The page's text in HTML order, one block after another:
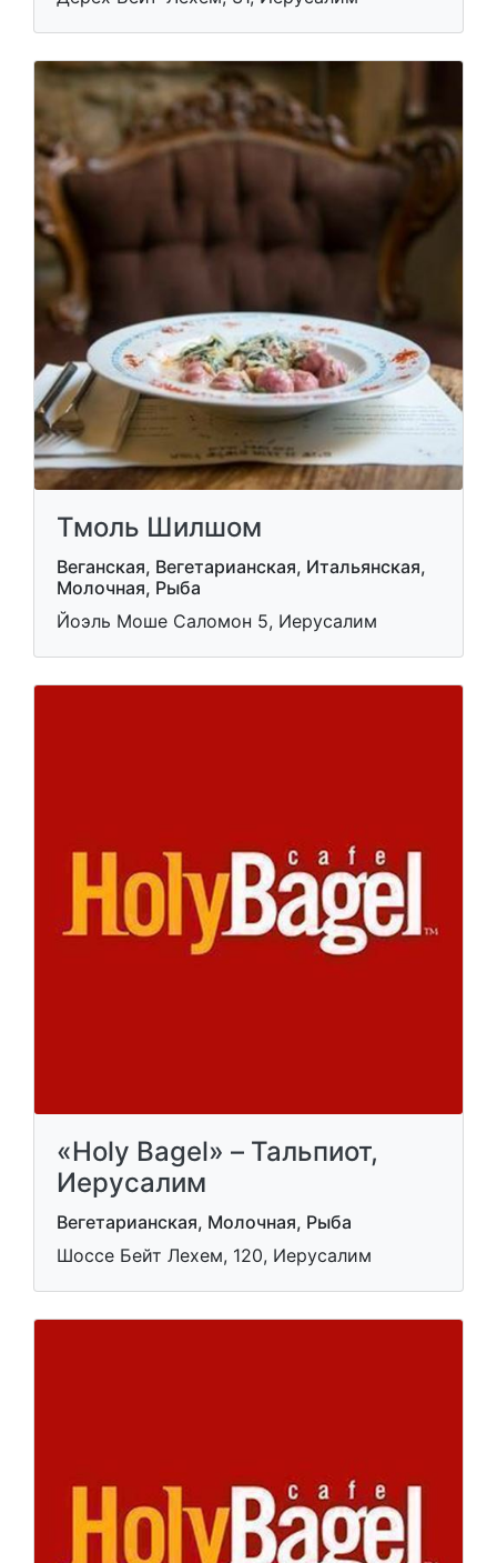
Тмоль Шилшом
Веганская, Вегетарианская, Итальянская,
Молочная, Рыба
Йоэль Моше Саломон 5, Иерусалим
«Holy Bagel» – Тальпиот,
Иерусалим
Вегетарианская, Молочная, Рыба
Шоссе Бейт Лехем, 120, Иерусалим